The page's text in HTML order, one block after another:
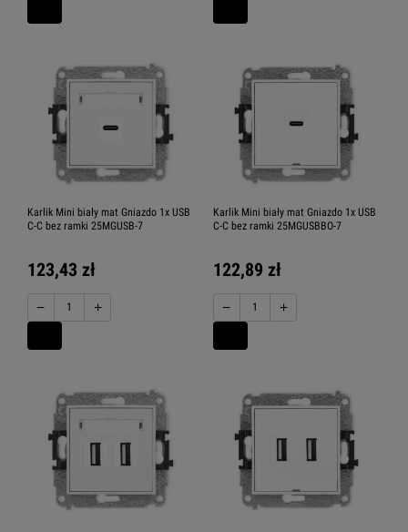
Karlik Mini biały mat Gniazdo 1x USB
C-C bez ramki 25MGUSB-7
123,43 zł
− +
Karlik Mini biały mat Gniazdo 1x USB
C-C bez ramki 25MGUSBBO-7
122,89 zł
− +